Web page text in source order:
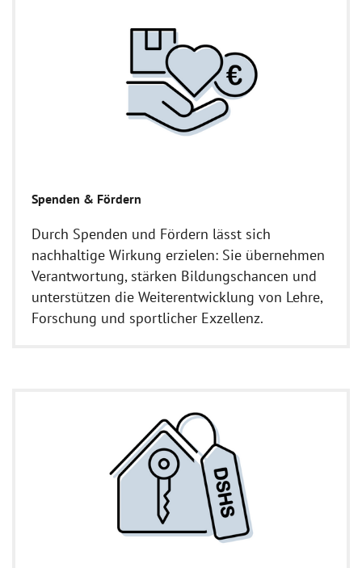
Spenden & Fördern
Durch Spenden und Fördern lässt sich
nachhaltige Wirkung erzielen: Sie übernehmen
Verantwortung, stärken Bildungschancen und
unterstützen die Weiterentwicklung von Lehre,
Forschung und sportlicher Exzellenz.